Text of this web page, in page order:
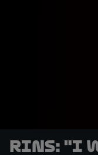
Rins: "I